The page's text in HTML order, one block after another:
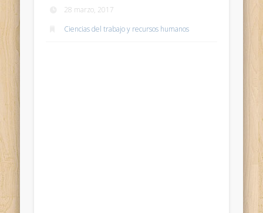
28 marzo, 2017
Ciencias del trabajo y recursos humanos